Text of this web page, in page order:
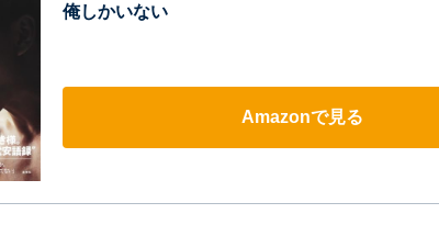
俺しかいない
Amazonで見る